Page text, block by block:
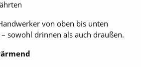
von oben bis unten
sowohl drinnen als auch draußen.